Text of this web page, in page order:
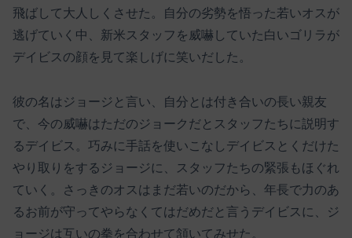
飛ばして大人しくさせた。自分の劣勢を悟った若いオスが
逃げていく中、新米スタッフを威嚇していた白いゴリラが
デイビスの顔を見て楽しげに笑いだした。
彼の名はジョージと言い、自分とは付き合いの長い親友
で、今の威嚇はただのジョークだとスタッフたちに説明す
るデイビス。巧みに手話を使いこなしデイビスとくだけた
やり取りをするジョージに、スタッフたちの緊張もほぐれ
ていく。さっきのオスはまだ若いのだから、年長で力のあ
るお前が守ってやらなくてはだめだと言うデイビスに、ジ
ョージは互いの拳を合わせて頷いてみせた。